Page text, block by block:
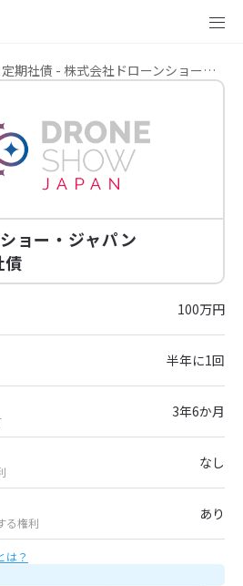
第3回6ヶ月定期社債 - 株式会社ドローンショー・ジャパン
ョー・ジャパン
債
100万円
半年に1回
3年6か月
なし
る権利 あり
は？